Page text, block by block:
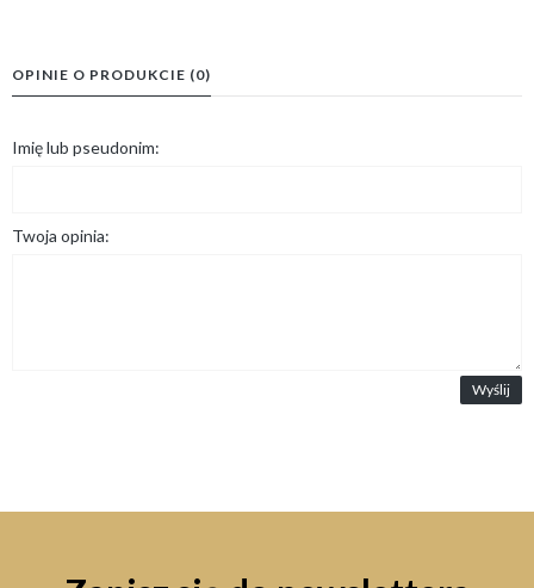
OPINIE O PRODUKCIE (0)
Imię lub pseudonim:
Twoja opinia:
Wyślij